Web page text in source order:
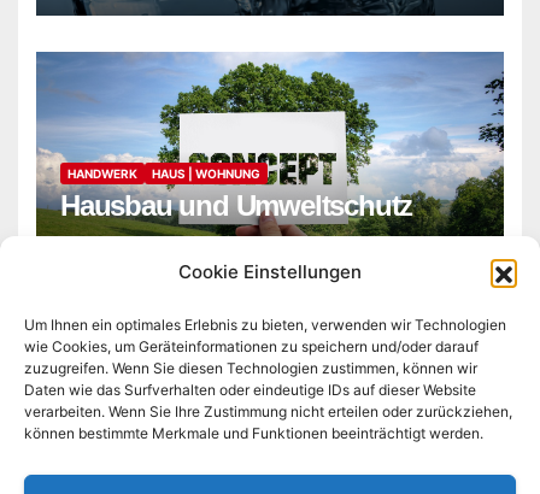
Cookie Einstellungen
Um Ihnen ein optimales Erlebnis zu bieten, verwenden wir Technologien
wie Cookies, um Geräteinformationen zu speichern und/oder darauf
zuzugreifen. Wenn Sie diesen Technologien zustimmen, können wir
Daten wie das Surfverhalten oder eindeutige IDs auf dieser Website
verarbeiten. Wenn Sie Ihre Zustimmung nicht erteilen oder zurückziehen,
können bestimmte Merkmale und Funktionen beeinträchtigt werden.
HANDWERK HAUS | WOHNUNG
Hausbau und Umweltschutz
microlib.de